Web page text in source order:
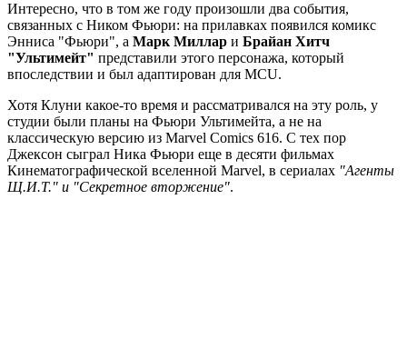
Интересно, что в том же году произошли два события,
связанных с Ником Фьюри: на прилавках появился комикс
Энниса "Фьюри", а Марк Миллар и Брайан Хитч
"Ультимейт" представили этого персонажа, который
впоследствии и был адаптирован для MCU.
Хотя Клуни какое-то время и рассматривался на эту роль, у
студии были планы на Фьюри Ультимейта, а не на
классическую версию из Marvel Comics 616. С тех пор
Джексон сыграл Ника Фьюри еще в десяти фильмах
Кинематографической вселенной Marvel, в сериалах "Агенты
Щ.И.Т." и "Секретное вторжение".